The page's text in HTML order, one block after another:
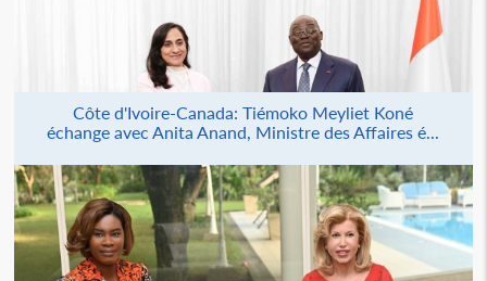
Côte d'Ivoire-Canada: Tiémoko Meyliet Koné
échange avec Anita Anand, Ministre des Affaires é...